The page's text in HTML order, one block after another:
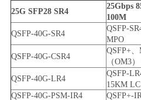
地
図
25G SFP28 SR4
25Gbps
100M
QSFP-40G-SR4
QSFP-
MPO
QSFP-40G-CSR4
QSFP+
（OM3
QSFP-40G-LR4
QSFP-
15KM LC
QSFP-40G-PSM-IR4
QSFP+-